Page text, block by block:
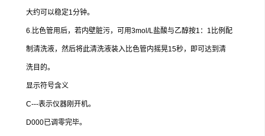
大约可以稳定1分钟。
6.比色管用后，若内壁脏污，可用3mol/L盐酸与乙醇按1：1比例配
制清洗液，然后将此清洗液装入比色管内摇晃15秒，即可达到清
洗目的。
显示符号含义
C---表示仪器刚开机。
D000已调零完毕。